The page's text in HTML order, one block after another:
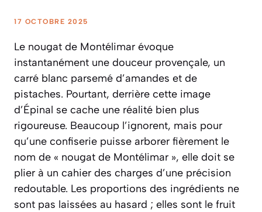
17 OCTOBRE 2025
Le nougat de Montélimar évoque
instantanément une douceur provençale, un
carré blanc parsemé d’amandes et de
pistaches. Pourtant, derrière cette image
d’Épinal se cache une réalité bien plus
rigoureuse. Beaucoup l’ignorent, mais pour
qu’une confiserie puisse arborer fièrement le
nom de « nougat de Montélimar », elle doit se
plier à un cahier des charges d’une précision
redoutable. Les proportions des ingrédients ne
sont pas laissées au hasard ; elles sont le fruit